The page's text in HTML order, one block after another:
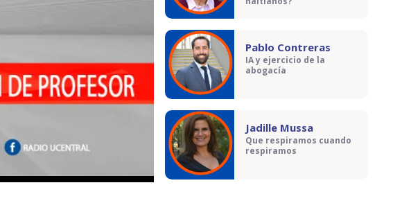
Pablo Contreras
IA y ejercicio de la
abogacía
Jadille Mussa
Que respiramos cuando
respiramos